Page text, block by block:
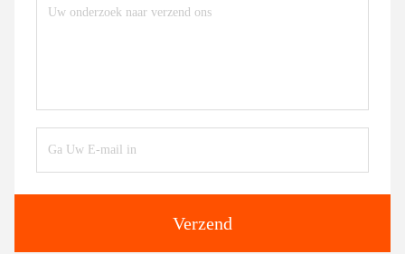
Verzend